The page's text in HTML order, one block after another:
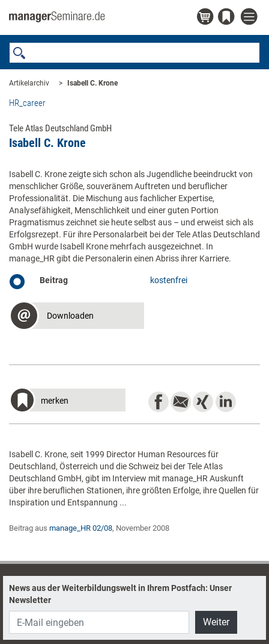
Artikelarchiv Isabell C. Krone
HR_career
Tele Atlas Deutschland GmbH
Isabell C. Krone
Isabell C. Krone zeigte sich schon als Jugendliche beeindruckt von
menschlicher Größe, souveränem Auftreten und beruflicher
Professionalität. Die Mischung aus fachlicher Expertise,
Analysefähigkeit, Menschlichkeit und einer guten Portion
Pragmatismus zeichnet sie heute selbst aus – und erweist sich als
Erfolgsrezept. Für ihre Personalarbeit bei der Tele Atlas Deutschland
GmbH wurde Isabell Krone mehrfach ausgezeichnet. In
manage_HR gibt die Personalerin einen Abriss ihrer Karriere.
Beitrag kostenfrei
Downloaden
merken
Isabell C. Krone, seit 1999 Director Human Resources für
Deutschland, Österreich und die Schweiz bei der Tele Atlas
Deutschland GmbH, gibt im Interview mit manage_HR Auskunft
über ihre beruflichen Stationen, ihre größten Erfolge, ihre Quellen für
Inspiration und Entspannung ...
Beitrag aus manage_HR 02/08, November 2008
News aus der Weiterbildungswelt in Ihrem Postfach: Unser
Newsletter
Weiter